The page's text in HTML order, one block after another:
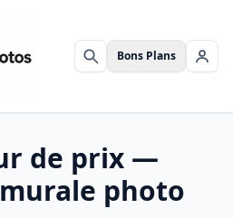
Rechercher
Bons Plans Se
de prix —
photo